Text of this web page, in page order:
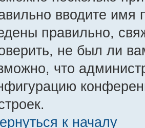
вводите имя
правильно,
не был ли
что
к началу